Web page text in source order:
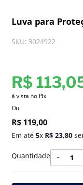
Luva para
SKU: 3024922
R$ 113,
à vista no Pix
Ou
R$ 119,00
Em até 5x R$ 23,80
Quantidade －